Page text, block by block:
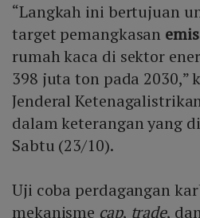
“Langkah ini bertujuan
target pemangkasan
rumah kaca di sektor
398 juta ton pada 2030,”
Jenderal
dalam keterangan yang
Sabtu (23/10).
Uji coba perdagangan
mekanisme cap, trade,